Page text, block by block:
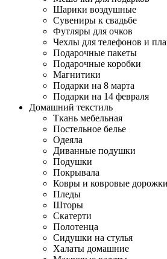
Шарики воздушные
Сувениры к свадьбе
Футляры для очков
Чехлы для телефонов и
Подарочные пакеты
Подарочные коробки
Магнитики
Подарки на 8 марта
Подарки на 14 февраля
Домашний текстиль
Ткань мебельная
Постельное белье
Одеяла
Диванные подушки
Подушки
Покрывала
Ковры и ковровые дорожки
Пледы
Шторы
Скатерти
Полотенца
Сидушки на стулья
Халаты домашние